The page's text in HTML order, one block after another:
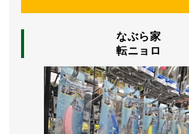
なぶら家
転ニョロ